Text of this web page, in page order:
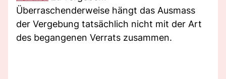
Überraschenderweise hängt das Ausmass
der Vergebung tatsächlich nicht mit der Art
des begangenen Verrats zusammen.